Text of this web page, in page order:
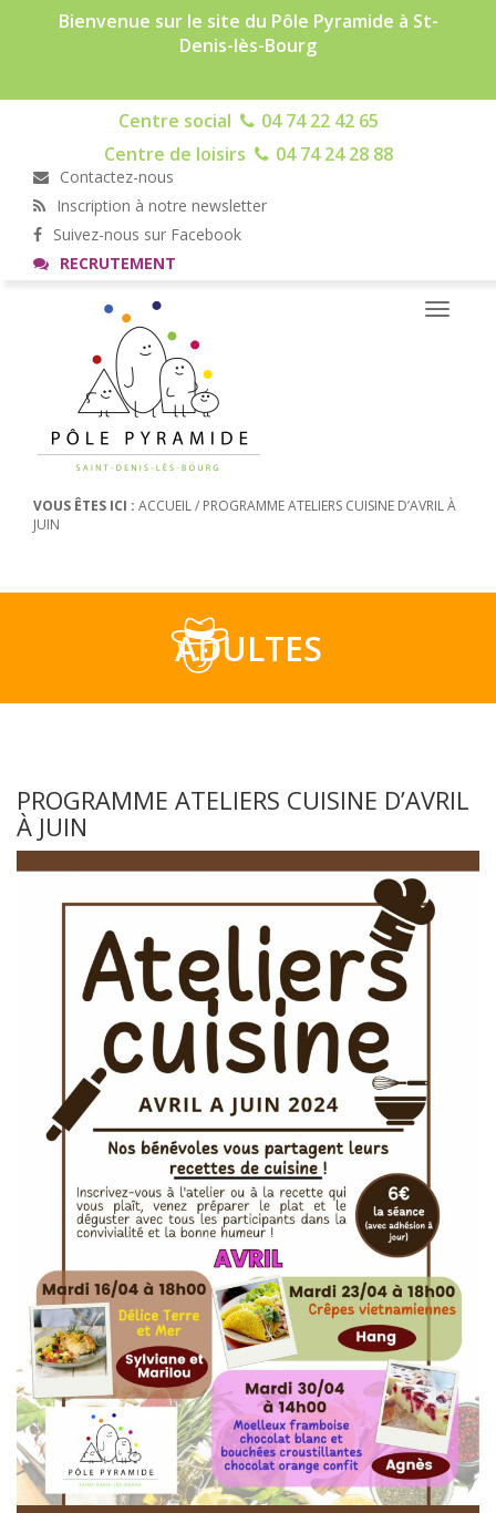
Bienvenue sur le site du Pôle Pyramide à St-
Denis-lès-Bourg
Centre social
04 74 22 42 65
Centre de loisirs
04 74 24 28 88
Contactez-nous
Inscription à notre newsletter
Suivez-nous sur Facebook
RECRUTEMENT
Toggle
VOUS ÊTES ICI : ACCUEIL/ PROGRAMME ATELIERS CUISINE D’AVRIL À
JUIN
ADULTES
PROGRAMME ATELIERS CUISINE D’AVRIL
À JUIN